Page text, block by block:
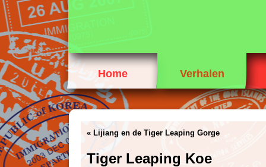
Home Verhalen
« Lijiang en de Tiger Leaping Gorge
Tiger Leaping Koe